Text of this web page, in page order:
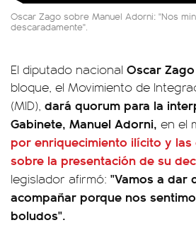
Oscar Zago sobre Manuel Adorni: "Nos
descaradamente".
El diputado nacional Oscar Zago
bloque, el Movimiento de
(MID), dará quorum para la
Gabinete, Manuel Adorni, en el
por enriquecimiento ilícito y las
sobre la presentación de su
legislador afirmó: "Vamos a dar
acompañar porque nos
boludos".